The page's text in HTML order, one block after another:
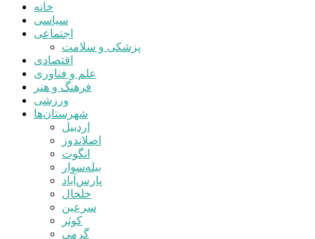
خانه
سیاسی
اجتماعی
پزشکی و سلامت
اقتصادی
علم و فناوری
فرهنگ و هنر
ورزشی
شهرستان‌ها
اردبیل
اصلاندوز
انگوت
بیله‌سوار
پارس‌آباد
خلخال
سرعین
کوثر
گرمی